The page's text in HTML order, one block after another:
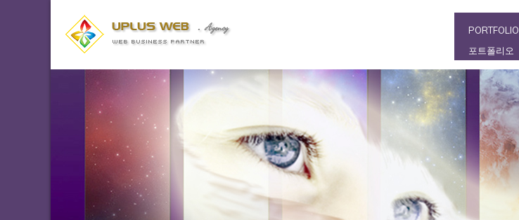
PORTFOLIO
포트폴리오